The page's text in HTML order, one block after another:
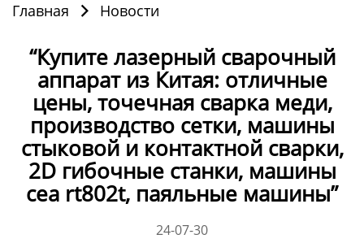
Главная  Новости
“Купите лазерный сварочный
аппарат из Китая: отличные
цены, точечная сварка меди,
производство сетки, машины
стыковой и контактной сварки,
2D гибочные станки, машины
cea rt802t, паяльные машины”
24-07-30